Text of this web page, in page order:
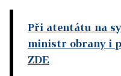
Při atentátu na
ministr obrany i
ZDE